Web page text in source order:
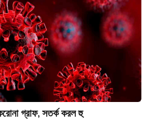
গ্রাফ, সতর্ক করল হু